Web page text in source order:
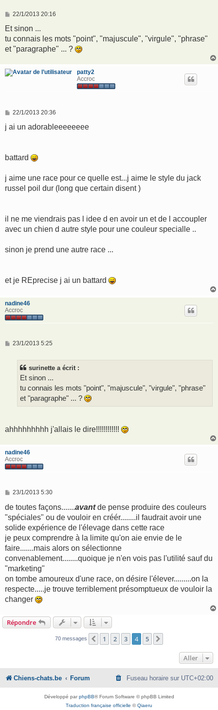
M
s
a
g
22/1/2013 20:16
Et sinon ...
tu connais les mots "point", "majuscule", "virgule", "phrase"
et "paragraphe" ... ?
patty2
Accroc
M
s
22/1/2013 20:36
j ai un adorableeeeeeee
battard
j aime une race pour ce quelle est...j aime le style du jack
russel poil dur (long que certain disent )
il ne me viendrais pas l idee d en avoir un et de l accoupler
avec un chien d autre style pour une couleur specialle ..
sinon je prend une autre race ...
et je REprecise j ai un battard
nadine46
Accroc
M
23/1/2013 5:25
surinette a écrit :
Et sinon ...
tu connais les mots "point", "majuscule", "virgule", "phrase"
et "paragraphe" ... ?
ahhhhhhhhh j'allais le dire!!!!!!!!!!!!
nadine46
Accroc
M
s
a
g
23/1/2013 5:30
de toutes façons.......avantde pense produire des couleurs
"spéciales" ou de vouloir en créér........il faudrait avoir une
solide expérience de l'élevage dans cette race
je peux comprendre à la limite qu'on aie envie de le
faire.......mais alors on sélectionne
convenablement........quoique je n'en vois pas l'utilité sauf du
"marketing"
on tombe amoureux d'une race, on désire l'élever.........on la
respecte.....je trouve terriblement présomptueux de vouloir la
changer
Répondre
70 messages Précédent
1 2 3 4 5
Aller
Chiens-chats.be Forum Fuseau horaire sur UTC+02:00
Développé parphpBB® Forum Software © phpBB Limited
Traduction française officielle ©Qiaeru